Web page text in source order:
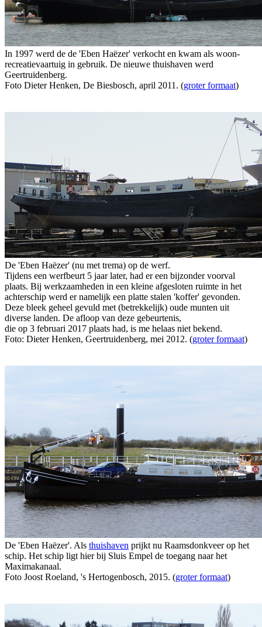
In 1997 werd de de 'Eben Haëzer' verkocht en kwam als woon-
recreatievaartuig in gebruik. De nieuwe thuishaven werd
Geertruidenberg.
Foto Dieter Henken, De Biesbosch, april 2011. (groter formaat)
De 'Eben Haëzer' (nu met trema) op de werf.
Tijdens een werfbeurt 5 jaar later, had er een bijzonder voorval
plaats. Bij werkzaamheden in een kleine afgesloten ruimte in het
achterschip werd er namelijk een platte stalen 'koffer' gevonden.
Deze bleek geheel gevuld met (betrekkelijk) oude munten uit
diverse landen. De afloop van deze gebeurtenis,
die op 3 februari 2017 plaats had, is me helaas niet bekend.
Foto: Dieter Henken, Geertruidenberg, mei 2012. (groter formaat)
De 'Eben Haëzer'. Als thuishaven prijkt nu Raamsdonkveer op het
schip. Het schip ligt hier bij Sluis Empel de toegang naar het
Maximakanaal.
Foto Joost Roeland, 's Hertogenbosch, 2015. (groter formaat)